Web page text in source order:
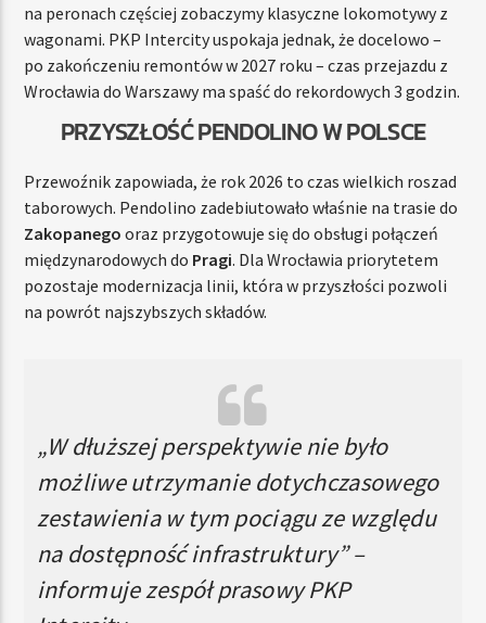
na peronach częściej zobaczymy klasyczne lokomotywy z
wagonami. PKP Intercity uspokaja jednak, że docelowo –
po zakończeniu remontów w 2027 roku – czas przejazdu z
Wrocławia do Warszawy ma spaść do rekordowych 3 godzin.
PRZYSZŁOŚĆ PENDOLINO W POLSCE
Przewoźnik zapowiada, że rok 2026 to czas wielkich roszad
taborowych. Pendolino zadebiutowało właśnie na trasie do
Zakopanego oraz przygotowuje się do obsługi połączeń
międzynarodowych do Pragi. Dla Wrocławia priorytetem
pozostaje modernizacja linii, która w przyszłości pozwoli
na powrót najszybszych składów.
„W dłuższej perspektywie nie było
możliwe utrzymanie dotychczasowego
zestawienia w tym pociągu ze względu
na dostępność infrastruktury” –
informuje zespół prasowy PKP